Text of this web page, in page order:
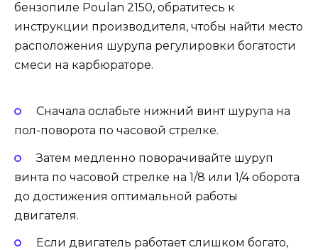
бензопиле Poulan 2150, обратитесь к
инструкции производителя, чтобы найти место
расположения шурупа регулировки богатости
смеси на карбюраторе.
Сначала ослабьте нижний винт шурупа на
пол-поворота по часовой стрелке.
Затем медленно поворачивайте шуруп
винта по часовой стрелке на 1/8 или 1/4 оборота
до достижения оптимальной работы
двигателя.
Если двигатель работает слишком богато,